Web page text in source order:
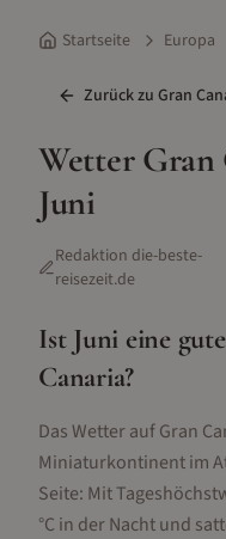
Startseite Europa
Zurück zu Gran
WetterGran
Juni
Redaktion die-beste-
reisezeit.de
Ist Juni eine
Canaria?
Das Wetter auf Gran
Miniaturkontinent im
Seite: Mit
°C in der Nacht und